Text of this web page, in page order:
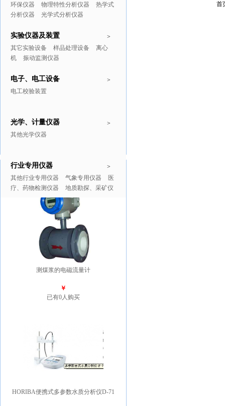
环保仪器 物理特性分析仪器
热学式
分析仪器
光学式分析仪器
>
实验仪器及装置
其它实验设备 样品处理设备
离心
机
振动监测仪器
>
电子、电工设备
电工校验装置
>
光学、计量仪器
其他光学仪器
>
行业专用仪器
其他行业专用仪器 气象专用仪器
医
疗、药物检测仪器
地质勘探、采矿仪
推广商品 更多>>
测煤浆的电磁流量计
￥
已有0人购买
HORIBA便携式多参数水质分析仪D-71
首